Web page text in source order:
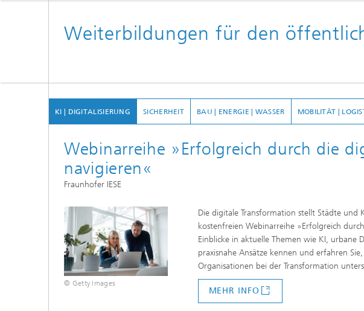
Fraunhofer-Allianzen
Fraunhofer Cluster of Excellence Leistungszentren
Leitprojekte
Weiterbildungen für den
KI | DIGITALISIERUNG
Webinarreihe »Erfolgreich durch die
navigieren«
Fraunhofer IESE
© Getty Images
Die digitale Transformation stellt Städte
kostenfreien Webinarreihe »Erfolgreich
Einblicke in aktuelle Themen wie KI, urbane
praxisnahe Ansätze kennen und erfahren
Organisationen bei der Transformation
MEHR INFO
SICHERHEIT BAU | ENERGIE | WASSER MOBILITÄT |